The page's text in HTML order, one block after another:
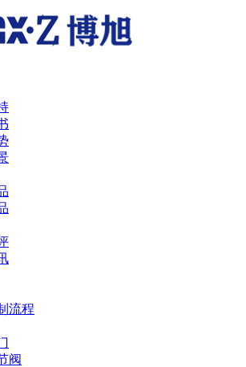
流程
阀